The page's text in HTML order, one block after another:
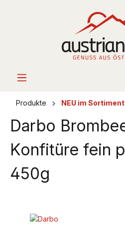
Produkte NEU im
Darbo
Konfitüre fein
450g